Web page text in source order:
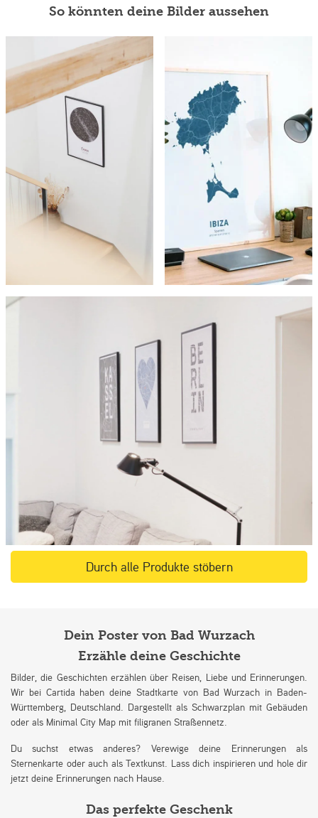
So könnten deine Bilder aussehen
Durch alle Produkte stöbern
Dein Poster von Bad Wurzach
Erzähle deine Geschichte
Bilder, die Geschichten erzählen über Reisen, Liebe und Erinnerungen.
Wir bei Cartida haben deine Stadtkarte von Bad Wurzach in Baden-
Württemberg, Deutschland. Dargestellt als Schwarzplan mit Gebäuden
oder als Minimal City Map mit filigranen Straßennetz.
Du suchst etwas anderes? Verewige deine Erinnerungen als
Sternenkarte oder auch als Textkunst. Lass dich inspirieren und hole dir
jetzt deine Erinnerungen nach Hause.
Das perfekte Geschenk